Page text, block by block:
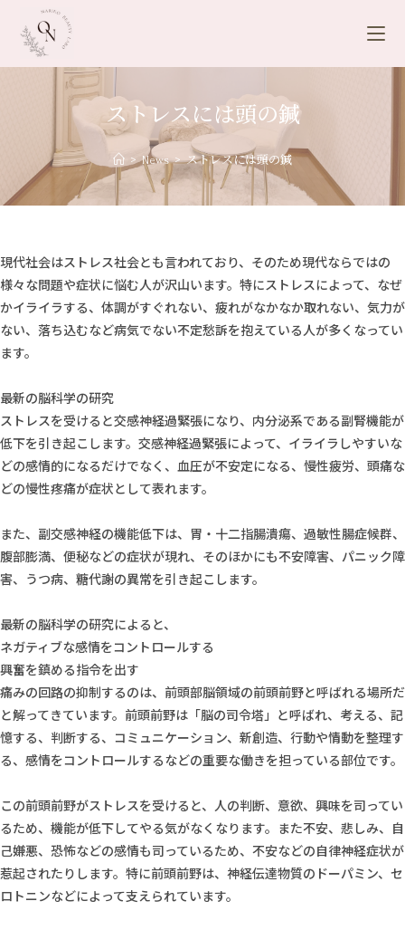
ストレスには頭の鍼
> News > ストレスには頭の鍼
現代社会はストレス社会とも言われており、そのため現代ならではの
様々な問題や症状に悩む人が沢山います。特にストレスによって、なぜ
かイライラする、体調がすぐれない、疲れがなかなか取れない、気力が
ない、落ち込むなど病気でない不定愁訴を抱えている人が多くなってい
ます。
最新の脳科学の研究
ストレスを受けると交感神経過緊張になり、内分泌系である副腎機能が
低下を引き起こします。交感神経過緊張によって、イライラしやすいな
どの感情的になるだけでなく、血圧が不安定になる、慢性疲労、頭痛な
どの慢性疼痛が症状として表れます。
また、副交感神経の機能低下は、胃・十二指腸潰瘍、過敏性腸症候群、
腹部膨満、便秘などの症状が現れ、そのほかにも不安障害、パニック障
害、うつ病、糖代謝の異常を引き起こします。
最新の脳科学の研究によると、
ネガティブな感情をコントロールする
興奮を鎮める指令を出す
痛みの回路の抑制するのは、前頭部脳領域の前頭前野と呼ばれる場所だ
と解ってきています。前頭前野は「脳の司令塔」と呼ばれ、考える、記
憶する、判断する、コミュニケーション、新創造、行動や情動を整理す
る、感情をコントロールするなどの重要な働きを担っている部位です。
この前頭前野がストレスを受けると、人の判断、意欲、興味を司ってい
るため、機能が低下してやる気がなくなります。また不安、悲しみ、自
己嫌悪、恐怖などの感情も司っているため、不安などの自律神経症状が
惹起されたりします。特に前頭前野は、神経伝達物質のドーパミン、セ
ロトニンなどによって支えられています。